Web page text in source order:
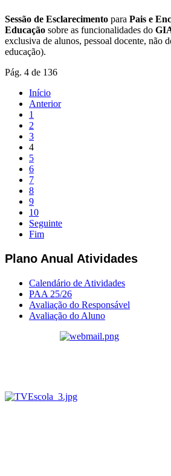
Sessão de Esclarecimento para Pais e
Educação sobre as funcionalidades do
exclusiva de alunos, pessoal docente, não
educação).
Pág. 4 de 136
Início
Anterior
1
2
3
4
5
6
7
8
9
10
Seguinte
Fim
Plano Anual Atividades
Calendário de Atividades
PAA 25/26
Avaliação do Responsável
Avaliação do Aluno